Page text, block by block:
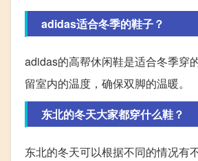
adidas适合冬季的鞋子？
adidas的高帮休闲鞋是适合冬季穿
留室内的温度，确保双脚的温暖。
东北的冬天大家都穿什么鞋？
东北的冬天可以根据不同的情况有